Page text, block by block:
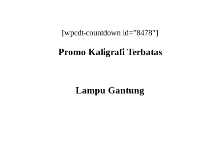
[wpcdt-countdown id=”8478″]
Promo Kaligrafi Terbatas
Lampu Gantung